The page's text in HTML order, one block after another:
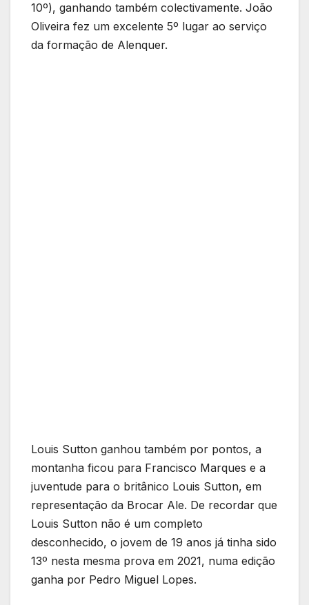
10º), ganhando também colectivamente. João
Oliveira fez um excelente 5º lugar ao serviço
da formação de Alenquer.
Louis Sutton ganhou também por pontos, a
montanha ficou para Francisco Marques e a
juventude para o britânico Louis Sutton, em
representação da Brocar Ale. De recordar que
Louis Sutton não é um completo
desconhecido, o jovem de 19 anos já tinha sido
13º nesta mesma prova em 2021, numa edição
ganha por Pedro Miguel Lopes.